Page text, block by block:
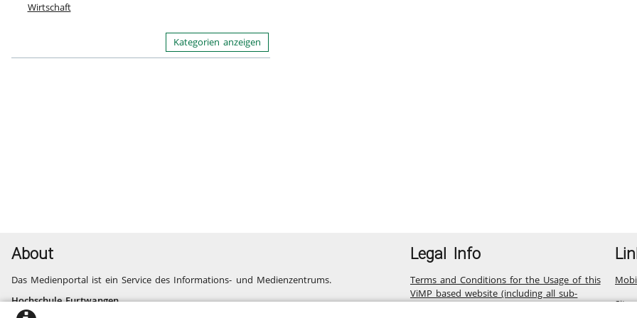
Wirtschaft
Kategorien anzeigen
About
Das Medienportal ist ein Service des Informations- und Medienzentrums.
Hochschule Furtwangen
Informatik, Technik, Wirtschaft, Medien, Gesundheit
Legal Info
Terms and Conditions for the Usage of this
ViMP based website (including all sub-